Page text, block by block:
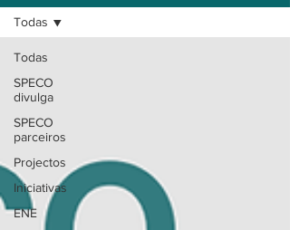
Todas
SPECO
divulga
SPECO
parceiros
Projectos
Iniciativas
ENE
Todas